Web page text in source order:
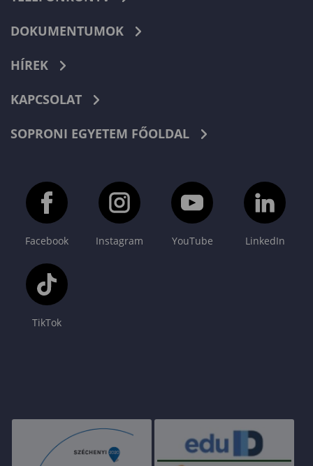
DOKUMENTUMOK
HÍREK
KAPCSOLAT
SOPRONI EGYETEM FŐOLDAL
Facebook Instagram YouTube LinkedIn
TikTok